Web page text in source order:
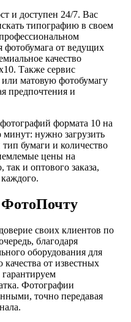
и доступен 24/7. Вас
типографию в своем
фотобумага от ведущих
качество
Также сервис
или матовую фотобумагу
предпочтения и
формата 10 на
минут: нужно загрузить
бумаги и количество
цены на
так и оптового заказа,
своих клиентов по
благодаря
оборудования для
от известных
Фотографии
точно передавая